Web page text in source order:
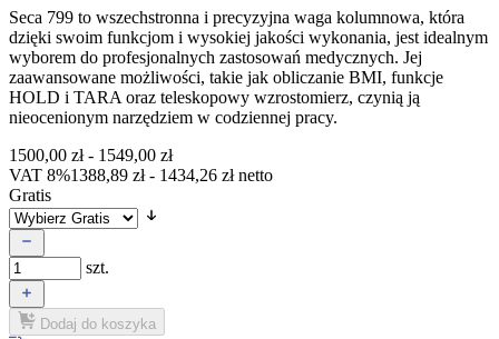
Seca 799 to wszechstronna i precyzyjna waga kolumnowa, która
dzięki swoim funkcjom i wysokiej jakości wykonania, jest idealnym
wyborem do profesjonalnych zastosowań medycznych. Jej
zaawansowane możliwości, takie jak obliczanie BMI, funkcje
HOLD i TARA oraz teleskopowy wzrostomierz, czynią ją
nieocenionym narzędziem w codziennej pracy.
1500,00 zł- 1549,00 zł
VAT 8%1388,89 zł- 1434,26 złnetto
Gratis
szt.
Dodaj do koszyka